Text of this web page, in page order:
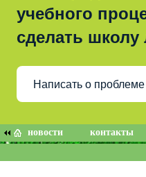
учебного
сделать школу
Написать о проблеме
новости контакты